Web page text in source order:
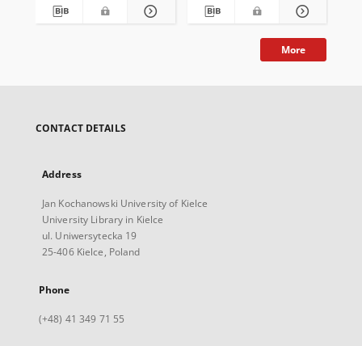
More
CONTACT DETAILS
Address
Jan Kochanowski University of Kielce
University Library in Kielce
ul. Uniwersytecka 19
25-406 Kielce, Poland
Phone
(+48) 41 349 71 55